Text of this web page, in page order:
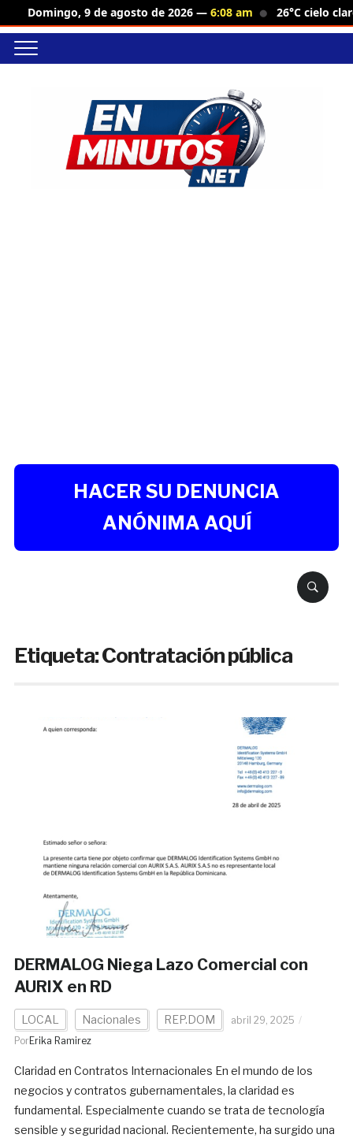
Domingo, 9 de agosto de 2026 — 6:08 am 26°C cielo
HACER SU DENUNCIA
ANÓNIMA AQUÍ
Buscar
Etiqueta:Contratación pública
DERMALOG Niega Lazo Comercial con
AURIX en RD
LOCAL Nacionales REP.DOM
abril 29, 2025
Por Erika Ramirez
Claridad en Contratos Internacionales En el mundo de los
negocios y contratos gubernamentales, la claridad es
fundamental. Especialmente cuando se trata de tecnología
sensible y seguridad nacional. Recientemente, ha surgido una